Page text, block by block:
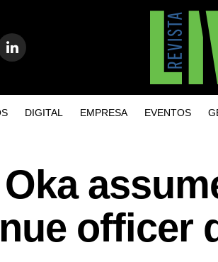
DIGITAL EMPRESA EVENTOS
officer